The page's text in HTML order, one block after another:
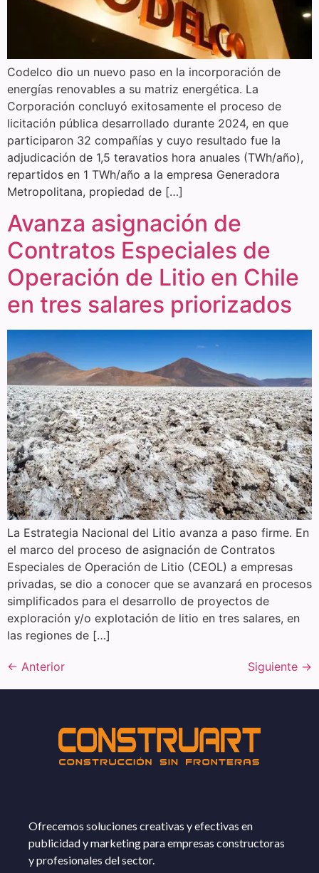
Codelco dio un nuevo paso en la incorporación de
energías renovables a su matriz energética. La
Corporación concluyó exitosamente el proceso de
licitación pública desarrollado durante 2024, en que
participaron 32 compañías y cuyo resultado fue la
adjudicación de 1,5 teravatios hora anuales (TWh/año),
repartidos en 1 TWh/año a la empresa Generadora
Metropolitana, propiedad de […]
Avanza asignación de
Contratos Especiales de
Operación de Litio en Chile
en tres salares priorizados
La Estrategia Nacional del Litio avanza a paso firme. En
el marco del proceso de asignación de Contratos
Especiales de Operación de Litio (CEOL) a empresas
privadas, se dio a conocer que se avanzará en procesos
simplificados para el desarrollo de proyectos de
exploración y/o explotación de litio en tres salares, en
las regiones de […]
← Anterior Siguiente →
Ofrecemos soluciones creativas y efectivas en
publicidad y marketing para empresas constructoras
y profesionales del sector.